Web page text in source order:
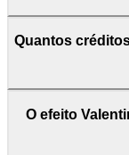
Quantos
O efeito